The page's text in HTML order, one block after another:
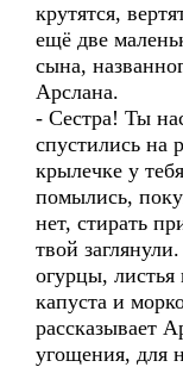
крутятся,
ещё две
сына,
Арслана.
- Сестра! Ты
спустились на
крылечке у
помылись,
нет, стирать
твой
огурцы,
капуста и
рассказывает
угощения, для